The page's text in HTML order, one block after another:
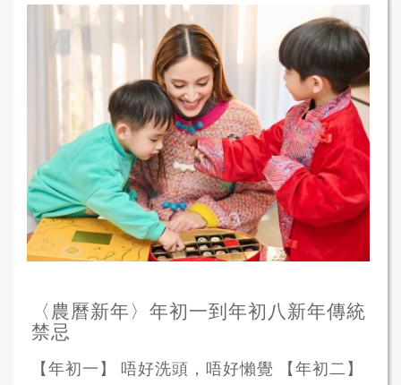
〈農曆新年〉年初一到年初八新年傳統
禁忌
【年初一】 唔好洗頭，唔好懶覺 【年初二】